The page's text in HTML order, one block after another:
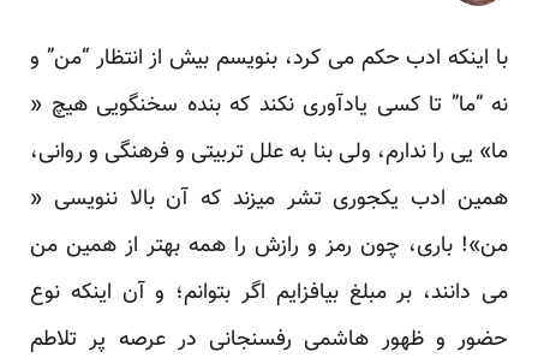
با اینکه ادب حکم می کرد، بنویسم بیش از انتظار “من” و
نه “ما” تا کسی یادآوری نکند که بنده سخنگویی هیچ «
ما» یی را ندارم، ولی بنا به علل تربیتی و فرهنگی و روانی،
همین ادب یکجوری تشر میزند که آن بالا ننویسی «
من»! باری، چون رمز و رازش را همه بهتر از همین من
می دانند، بر مبلغ بیافزایم اگر بتوانم؛ و آن اینکه نوع
حضور و ظهور هاشمی رفسنجانی در عرصه پر تلاطم